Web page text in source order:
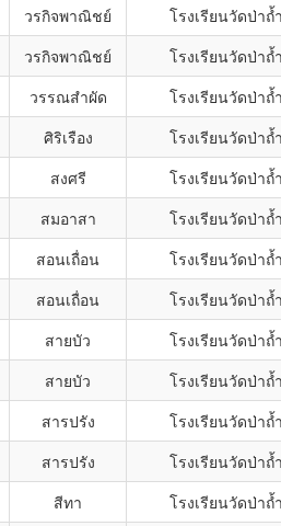
วรกิจพาณิชย์ โรงเรียนวัดป่าถ้
วรกิจพาณิชย์ โรงเรียนวัดป่าถ้
วรรณสำผัด โรงเรียนวัดป่าถ้
ศิริเรือง โรงเรียนวัดป่าถ้
สงศรี โรงเรียนวัดป่าถ้
สมอาสา โรงเรียนวัดป่าถ้
สอนเถื่อน โรงเรียนวัดป่าถ้
สอนเถื่อน โรงเรียนวัดป่าถ้
สายบัว โรงเรียนวัดป่าถ้
สายบัว โรงเรียนวัดป่าถ้
สารปรัง โรงเรียนวัดป่าถ้
สารปรัง โรงเรียนวัดป่าถ้
สีทา โรงเรียนวัดป่าถ้